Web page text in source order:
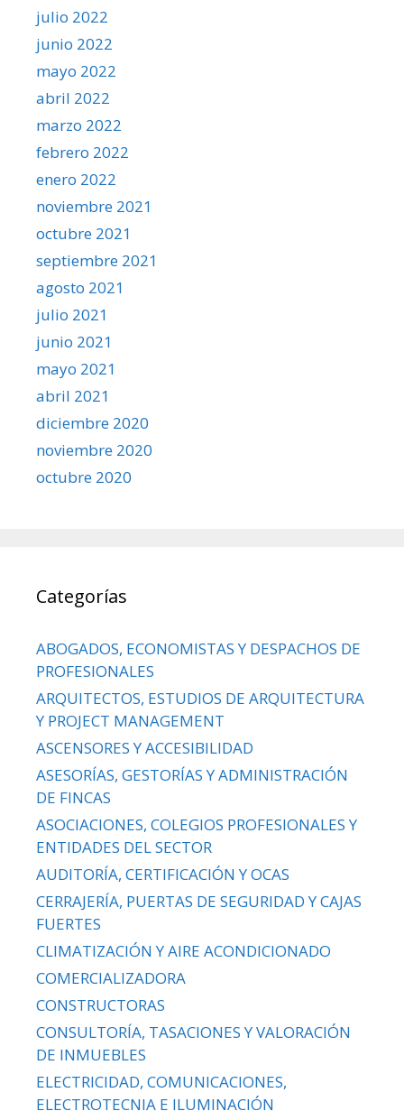
julio 2022
junio 2022
mayo 2022
abril 2022
marzo 2022
febrero 2022
enero 2022
noviembre 2021
octubre 2021
septiembre 2021
agosto 2021
julio 2021
junio 2021
mayo 2021
abril 2021
diciembre 2020
noviembre 2020
octubre 2020
Categorías
ABOGADOS, ECONOMISTAS Y DESPACHOS DE
PROFESIONALES
ARQUITECTOS, ESTUDIOS DE ARQUITECTURA
Y PROJECT MANAGEMENT
ASCENSORES Y ACCESIBILIDAD
ASESORÍAS, GESTORÍAS Y ADMINISTRACIÓN
DE FINCAS
ASOCIACIONES, COLEGIOS PROFESIONALES Y
ENTIDADES DEL SECTOR
AUDITORÍA, CERTIFICACIÓN Y OCAS
CERRAJERÍA, PUERTAS DE SEGURIDAD Y CAJAS
FUERTES
CLIMATIZACIÓN Y AIRE ACONDICIONADO
COMERCIALIZADORA
CONSTRUCTORAS
CONSULTORÍA, TASACIONES Y VALORACIÓN
DE INMUEBLES
ELECTRICIDAD, COMUNICACIONES,
ELECTROTECNIA E ILUMINACIÓN